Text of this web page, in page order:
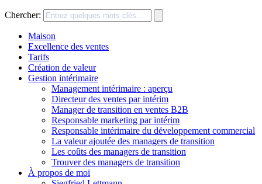
Chercher:
Maison
Excellence des ventes
Tarifs
Création de valeur
Gestion intérimaire
Management intérimaire : aperçu
Directeur des ventes par intérim
Manager de transition en ventes B2B
Responsable marketing par intérim
Responsable intérimaire du développement commercial
La valeur ajoutée des managers de transition
Les coûts des managers de transition
Trouver des managers de transition
À propos de moi